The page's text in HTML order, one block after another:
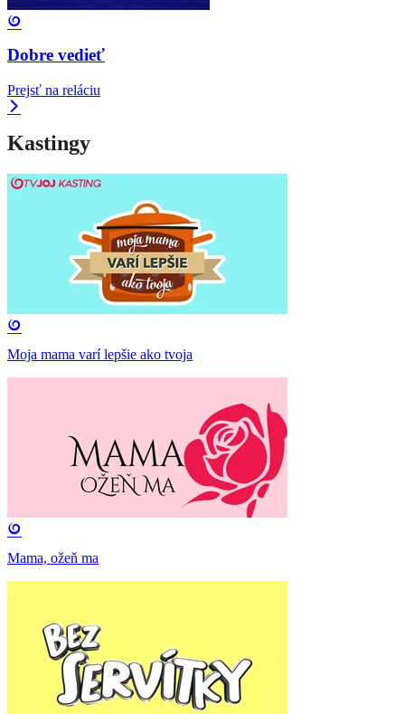
Dobre vedieť
Prejsť na reláciu
Kastingy
Moja mama varí lepšie ako tvoja
Mama, ožeň ma